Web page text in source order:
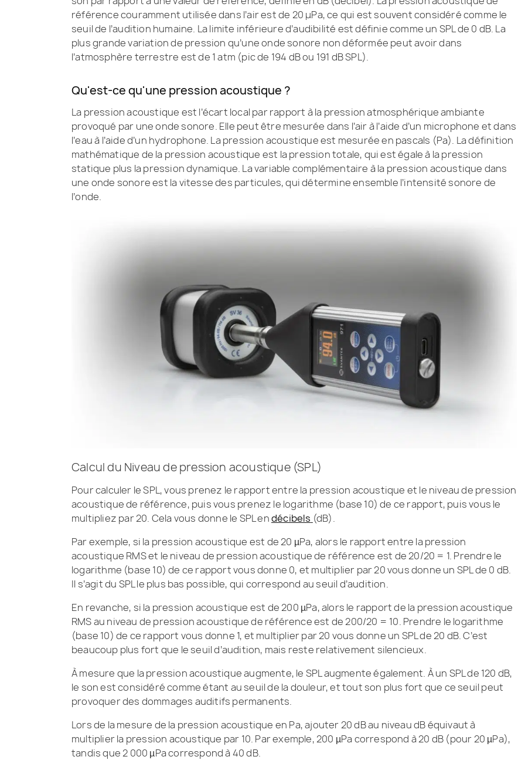
référence couramment utilisée dans l’air est de 20 μPa, ce qui est souvent considéré comme le
seuil de l’audition humaine. La limite inférieure d’audibilité est définie comme un SPL de 0 dB. La
plus grande variation de pression qu’une onde sonore non déformée peut avoir dans
l’atmosphère terrestre est de 1 atm (pic de 194 dB ou 191 dB SPL).
Qu'est-ce qu'une pression acoustique ?
La pression acoustique est l’écart local par rapport à la pression atmosphérique ambiante
provoqué par une onde sonore. Elle peut être mesurée dans l’air à l’aide d’un microphone et dans
l’eau à l’aide d’un hydrophone. La pression acoustique est mesurée en pascals (Pa). La définition
mathématique de la pression acoustique est la pression totale, qui est égale à la pression
statique plus la pression dynamique. La variable complémentaire à la pression acoustique dans
une onde sonore est la vitesse des particules, qui détermine ensemble l’intensité sonore de
l’onde.
Calcul du Niveau de pression acoustique (SPL)
Pour calculer le SPL, vous prenez le rapport entre la pression acoustique et le niveau de pression
acoustique de référence, puis vous prenez le logarithme (base 10) de ce rapport, puis vous le
multipliez par 20. Cela vous donne le SPL endécibels (dB).
Par exemple, si la pression acoustique est de 20 µPa, alors le rapport entre la pression
acoustique RMS et le niveau de pression acoustique de référence est de 20/20 = 1. Prendre le
logarithme (base 10) de ce rapport vous donne 0, et multiplier par 20 vous donne un SPL de 0 dB.
Il s’agit du SPL le plus bas possible, qui correspond au seuil d’audition.
En revanche, si la pression acoustique est de 200 µPa, alors le rapport de la pression acoustique
RMS au niveau de pression acoustique de référence est de 200/20 = 10. Prendre le logarithme
(base 10) de ce rapport vous donne 1, et multiplier par 20 vous donne un SPL de 20 dB. C’est
beaucoup plus fort que le seuil d’audition, mais reste relativement silencieux.
À mesure que la pression acoustique augmente, le SPL augmente également. À un SPL de 120 dB,
le son est considéré comme étant au seuil de la douleur, et tout son plus fort que ce seuil peut
provoquer des dommages auditifs permanents.
Lors de la mesure de la pression acoustique en Pa, ajouter 20 dB au niveau dB équivaut à
multiplier la pression acoustique par 10. Par exemple, 200 µPa correspond à 20 dB (pour 20 µPa),
tandis que 2 000 µPa correspond à 40 dB.